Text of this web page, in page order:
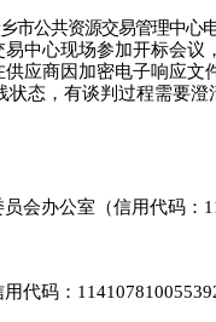
市公共资源交易管理中
中心现场参加开标会议
应商因加密电子响应
状态，有谈判过程需要澄
会办公室（信用代码：
代码：